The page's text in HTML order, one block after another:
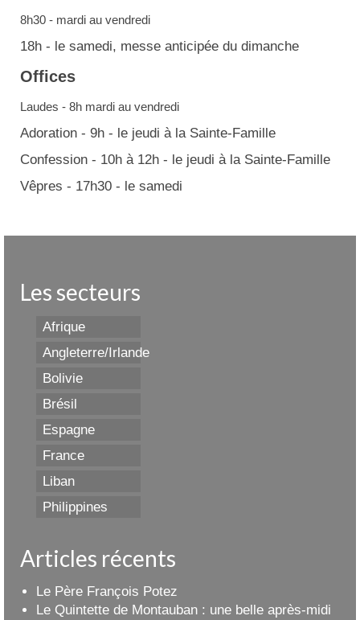
8h30 - mardi au vendredi
18h - le samedi, messe anticipée du dimanche
Offices
Laudes - 8h mardi au vendredi
Adoration - 9h - le jeudi à la Sainte-Famille
Confession - 10h à 12h - le jeudi à la Sainte-Famille
Vêpres - 17h30 - le samedi
Les secteurs
Afrique
Angleterre/Irlande
Bolivie
Brésil
Espagne
France
Liban
Philippines
Articles récents
Le Père François Potez
Le Quintette de Montauban : une belle après-midi